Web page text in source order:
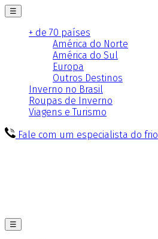
☰
+ de 70 países
América do Norte
América do Sul
Europa
Outros Destinos
Inverno no Brasil
Roupas de Inverno
Viagens e Turismo
Fale com um especialista do frio
☰